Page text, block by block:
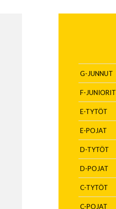
G-JUNNUT
F-JUNIORIT
E-TYTÖT
E-POJAT
D-TYTÖT
D-POJAT
C-TYTÖT
C-POJAT